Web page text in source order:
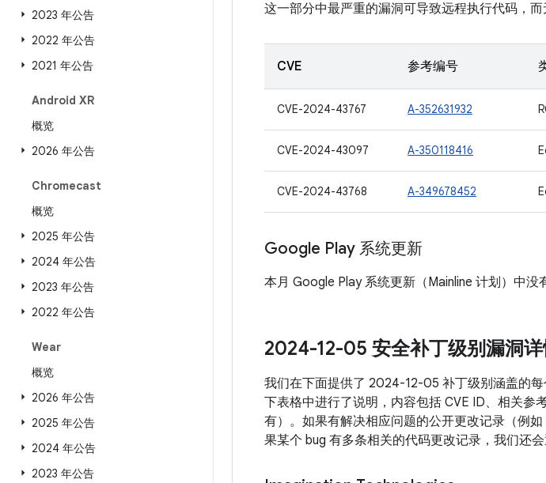
2023 年公告
2022 年公告
2021 年公告
Android XR
概览
2026 年公告
Chromecast
概览
2025 年公告
2024 年公告
2023 年公告
2022 年公告
Wear
概览
2026 年公告
2025 年公告
2024 年公告
2023 年公告
这一部分中最严重的漏洞可导致远程执行代码，而
CVE 参考编号
CVE-2024-43767 A-352631932
CVE-2024-43097 A-350118416
CVE-2024-43768 A-349678452
Google Play 系统更新
本月 Google Play 系统更新（Mainline 计划）中没
2024-12-05 安全补丁级别漏洞
我们在下面提供了 2024-12-05 补丁级别涵盖的
下表格中进行了说明，内容包括 CVE ID、相关参考
有）。如果有解决相应问题的公开更改记录（例
果某个 bug 有多条相关的代码更改记录，我们还